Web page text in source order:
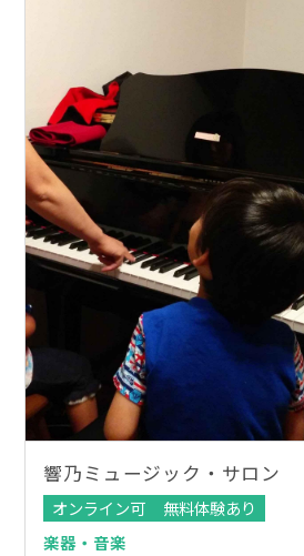
響乃ミュージック・サロン
オンライン可
無料体験あり
楽器・音楽